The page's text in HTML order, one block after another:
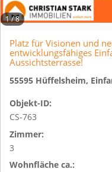
1/8
Platz für Visionen und
entwicklungsfähiges
Aussichtsterrasse!
55595 Hüffelsheim,
Objekt-ID:
CS-763
Zimmer:
3
Wohnfläche ca.: